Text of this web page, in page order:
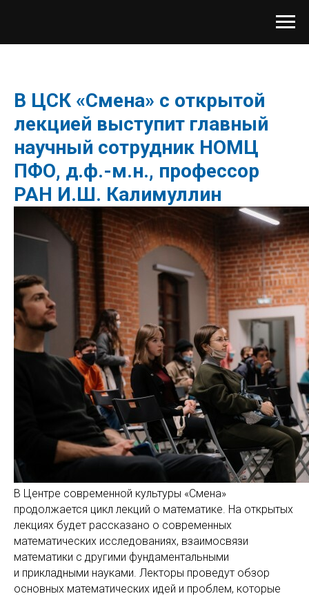
В ЦСК «Смена» с открытой
лекцией выступит главный
научный сотрудник НОМЦ
ПФО, д.ф.-м.н., профессор
РАН И.Ш. Калимуллин
В Центре современной культуры «Смена»
продолжается цикл лекций о математике. На открытых
лекциях будет рассказано о современных
математических исследованиях, взаимосвязи
математики с другими фундаментальными
и прикладными науками. Лекторы проведут обзор
основных математических идей и проблем, которые